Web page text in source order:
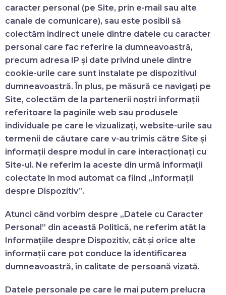
caracter personal (pe Site, prin e-mail sau alte
canale de comunicare), sau este posibil să
colectăm indirect unele dintre datele cu caracter
personal care fac referire la dumneavoastră,
precum adresa IP și date privind unele dintre
cookie-urile care sunt instalate pe dispozitivul
dumneavoastră. În plus, pe măsură ce navigați pe
Site, colectăm de la partenerii noștri informații
referitoare la paginile web sau produsele
individuale pe care le vizualizați, website-urile sau
termenii de căutare care v-au trimis către Site și
informații despre modul în care interacționați cu
Site-ul. Ne referim la aceste din urmă informații
colectate în mod automat ca fiind „Informații
despre Dispozitiv”.
Atunci când vorbim despre „Datele cu Caracter
Personal” din această Politică, ne referim atât la
Informațiile despre Dispozitiv, cât și orice alte
informații care pot conduce la identificarea
dumneavoastră, în calitate de persoană vizată.
Datele personale pe care le mai putem prelucra